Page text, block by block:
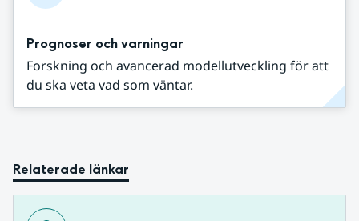
Prognoser och varningar
Forskning och avancerad modellutveckling för att
du ska veta vad som väntar.
Relaterade länkar